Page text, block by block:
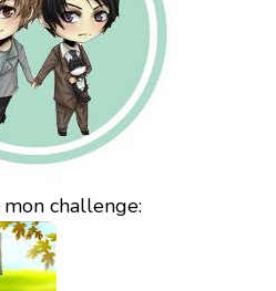
challenge: